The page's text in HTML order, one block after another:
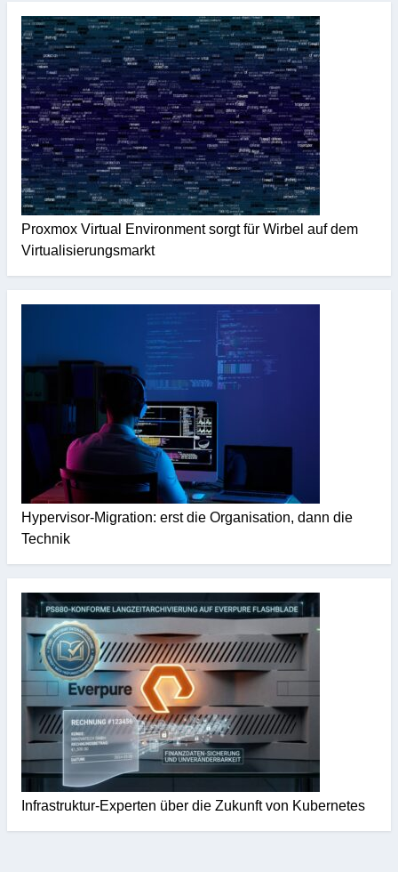
Proxmox Virtual Environment sorgt für Wirbel auf dem
Virtualisierungsmarkt
Hypervisor-Migration: erst die Organisation, dann die
Technik
Infrastruktur-Experten über die Zukunft von Kubernetes